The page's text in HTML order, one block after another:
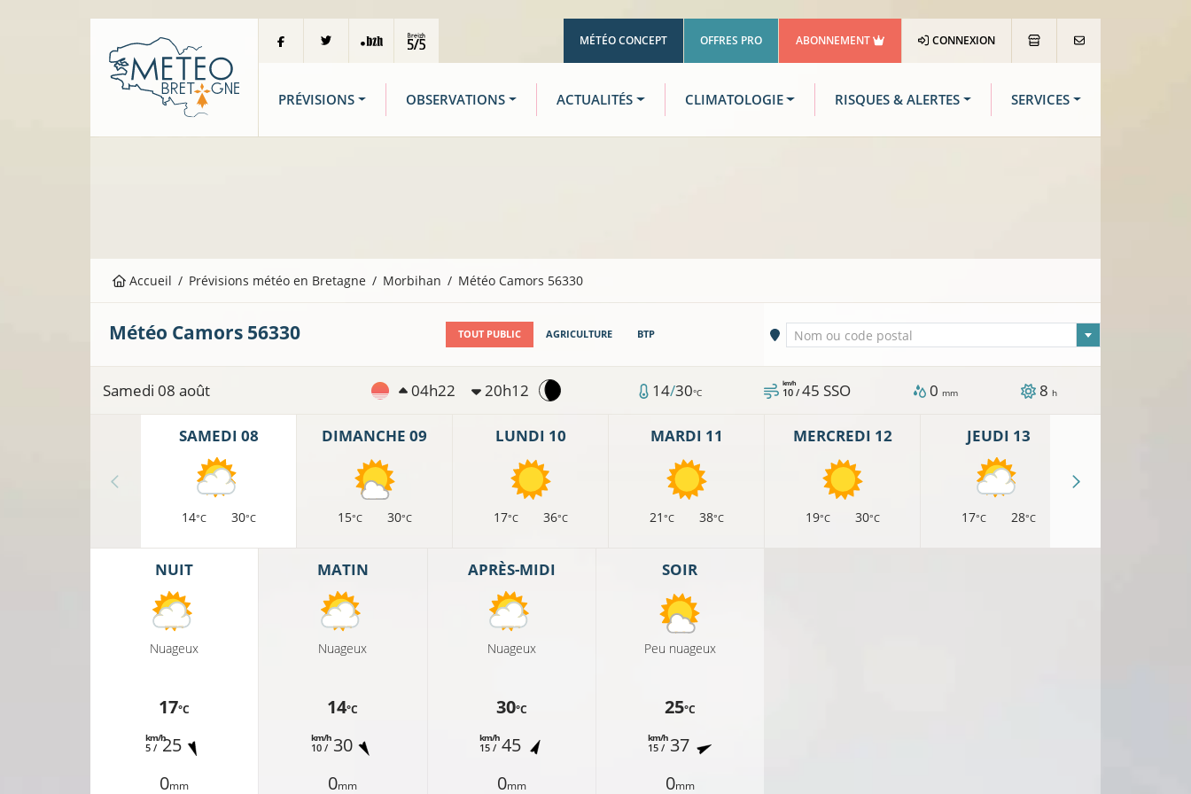
MÉTÉO CONCEPT OFFRES PRO ABONNEMENT CONNEXION
PRÉVISIONS OBSERVATIONS ACTUALITÉS CLIMATOLOGIE RISQUES & ALERTES SERVICES
Accueil Prévisions météo en Bretagne Morbihan Météo Camors 56330
Météo Camors 56330 TOUT PUBLIC AGRICULTURE BTP Ville sélectionnée
Nom ou code postal
Samedi 08 août 04h22 20h12 14/30°C 10 /
km/h 45 SSO 0 mm 8 h
SAMEDI 08
14°C 30°C
DIMANCHE 09
15°C 30°C
LUNDI 10
17°C 36°C
MARDI 11
21 °C 38°C
MERCREDI 12
19°C 30°C
JEUDI 13
17°C 28°C
NUIT
Nuageux
17°C
5 /
km/h25
0mm
MATIN
Nuageux
14°C
10 /
km/h 30
0mm
APRÈS-MIDI
Nuageux
30°C
15 /
km/h45
0mm
SOIR
Peu nuageux
25°C
15 /
km/h 37
0mm
13°C
19°C